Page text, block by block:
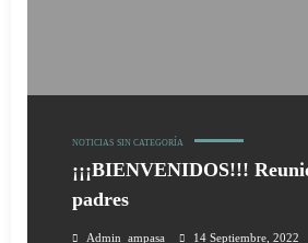
NOTICIAS SIN CATEGORÍA
¡¡¡BIENVENIDOS!!!
padres
Admin_ampasa 14 Septiembre, 2022